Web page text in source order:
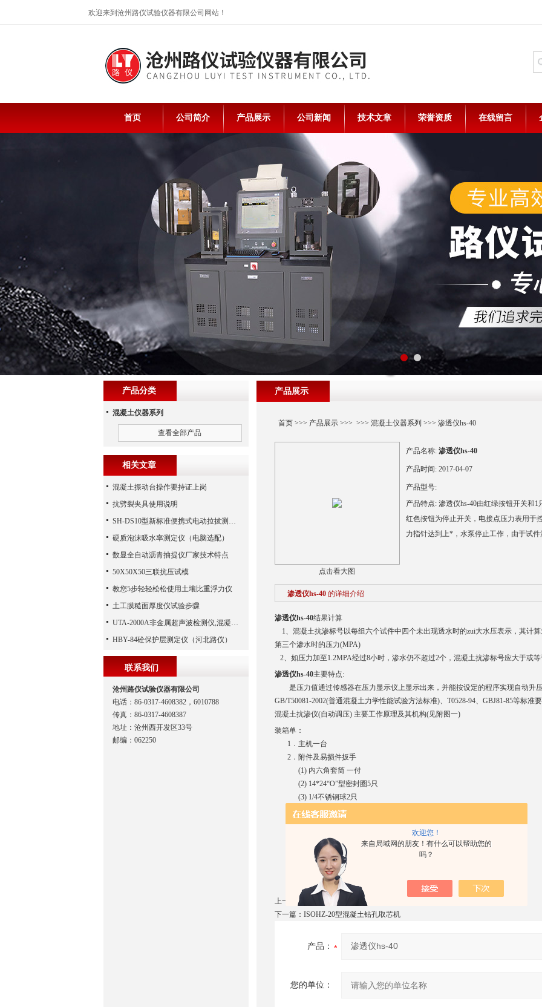
欢迎您！
来自局域网的朋友！有什么可以帮助您的
吗？
欢迎来到沧州路仪试验仪器有限公司网站！
首页 公司简介 产品展示 公司新闻 技术文章 荣誉资质 在线留言
产品展示
首页>>> 产品展示>>> >>> 混凝土仪器系列 >>> 渗透仪hs-40
点击看大图
产品名称: 渗透仪hs-40
产品时间: 2017-04-07
产品型号:
产品特点: 渗透仪hs-40由红绿按钮开关和
红色按钮为停止开关，电接点压力表用于
力指针达到上*，水泵停止工作，由于试
渗透仪hs-40 的详细介绍
渗透仪hs-40结果计算
1、混凝土抗渗标号以每组六个试件中四个未出现透水时的zui大水压表示，其计
第三个渗水时的压力(MPA)
2、如压力加至1.2MPA经过8小时，渗水仍不超过2个，混凝土抗渗标号应大于或等
渗透仪hs-40主要特点:
是压力值通过传感器在压力显示仪上显示出来，并能按设定的程序实现自动升
GB/T50081-2002(普通混凝土力学性能试验方法标准)、T0528-94、GBJ81-85等标准
混凝土抗渗仪(自动调压) 主要工作原理及其机构(见附图一)
装箱单：
1．主机一台
2．附件及易损件扳手
(1) 内六角套筒 一付
(2) 14*24“O”型密封圈5只
(3) 1/4不锈钢球2只
3．随机技术资料
(1) 混凝土渗透仪说明书 一份
(2) 产品合格证 一份混凝土抗渗仪
4．机箱体积 1300*660*945
5．装箱体积 1380*790*1120
上一篇：
哑铃裁刀使用方法
下一篇： ISOHZ-20型混凝土钻孔取芯机
产品：
您的单位：
产品分类
混凝土仪器系列
查看全部产品
相关文章
混凝土振动台操作要持证上岗
抗劈裂夹具使用说明
SH-DS10型新标准便携式电动拉拔测试仪
硬质泡沫吸水率测定仪（电脑选配）
数显全自动沥青抽提仪厂家技术特点
50X50X50三联抗压试模
教您5步轻轻松松使用土壤比重浮力仪
土工膜糙面厚度仪试验步骤
UTA-2000A非金属超声波检测仪,混凝土超声波检测仪,非金属超声分析仪（河北路仪）
HBY-84砼保护层测定仪（河北路仪）
联系我们
沧州路仪试验仪器有限公司
电话：86-0317-4608382，6010788
传真：86-0317-4608387
地址：沧州西开发区33号
邮编：062250